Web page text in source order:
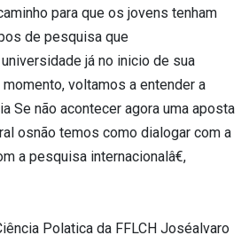
para que os jovens tenham
de pesquisa que
já no ini­cio de sua
voltamos a entender a
Se não acontecer agora uma aposta
osnão temos como dialogar com a
a pesquisa internacionalâ€,
Pola­tica da FFLCH Joséalvaro